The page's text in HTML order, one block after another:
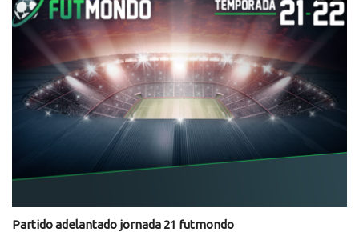
Partido adelantado jornada 21 futmondo